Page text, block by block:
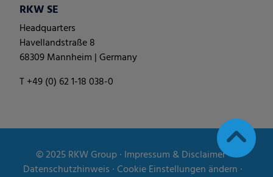
RKW SE
Headquarters
Havellandstraße 8
68309 Mannheim | Germany
T +49 (0) 62 1-18 038-0
© 2025RKW Group∙ Impressum & Disclaimer∙
Datenschutzhinweis ∙Cookie Einstellungen ändern ∙